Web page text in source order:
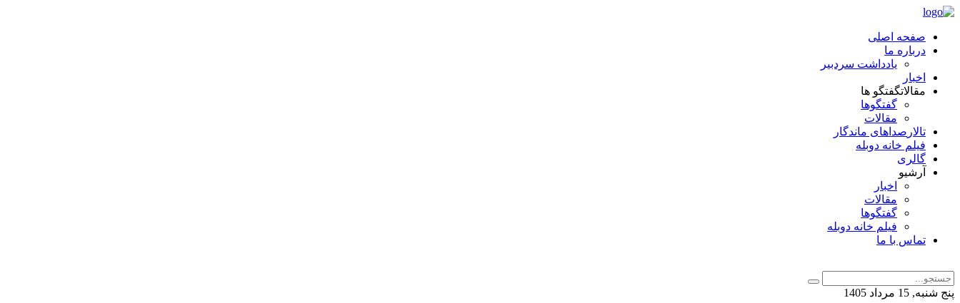
صفحه اصلی
درباره ما
یادداشت سردبیر
اخبار
مقالاتگفتگو ها
گفتگوها
مقالات
تالار صداهای ماندگار
فیلم خانه دوبله
گالری
آرشیو
اخبار
مقالات
گفتگوها
فیلم خانه دوبله
تماس با ما
پنج شنبه, 15 مرداد 1405